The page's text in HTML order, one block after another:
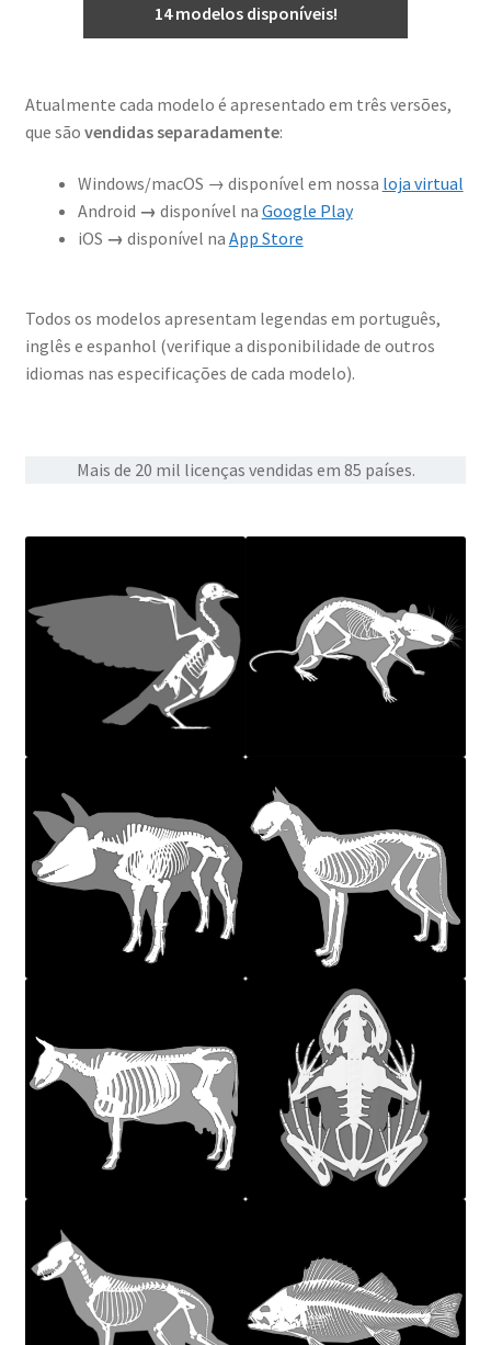
14 modelos disponíveis!
Atualmente cada modelo é apresentado em três versões,
que são vendidas separadamente:
Windows/macOS → disponível em nossa loja virtual
Android → disponível na Google Play
iOS → disponível na App Store
Todos os modelos apresentam legendas em português,
inglês e espanhol (verifique a disponibilidade de outros
idiomas nas especificações de cada modelo).
Mais de 20 mil licenças vendidas em 85 países.